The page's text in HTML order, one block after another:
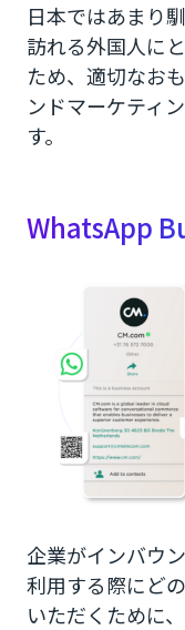
日本ではあまり
訪れる外国人に
ため、適切なお
ンドマーケティ
す。
WhatsApp
企業がインバウ
利用する際にど
いただくために